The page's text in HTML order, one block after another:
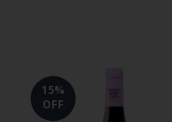
15%
OFF